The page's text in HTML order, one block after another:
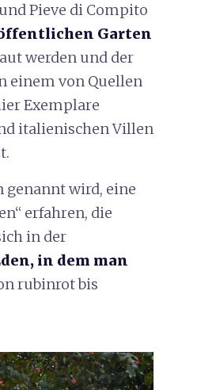
Pieve di Compito
Garten
werden und der
einem von Quellen
Exemplare
italienischen Villen
genannt wird, eine
erfahren, die
in der
in dem man
rubinrot bis